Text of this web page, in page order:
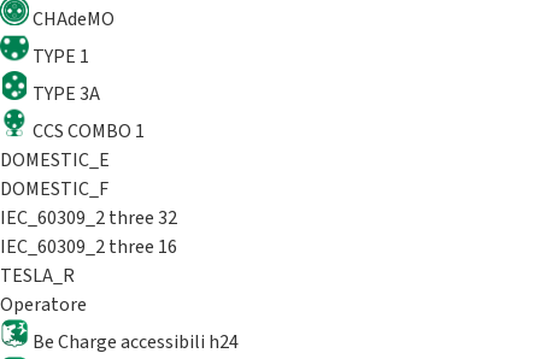
CHAdeMO
TYPE 1
TYPE 3A
CCS COMBO 1
DOMESTIC_E
DOMESTIC_F
IEC_60309_2 three 32
IEC_60309_2 three 16
TESLA_R
Operatore
Be Charge accessibili h24